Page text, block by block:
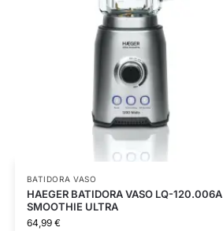
BATIDORA VASO
HAEGER BATIDORA VASO LQ-120.006A
SMOOTHIE ULTRA
64,99 €